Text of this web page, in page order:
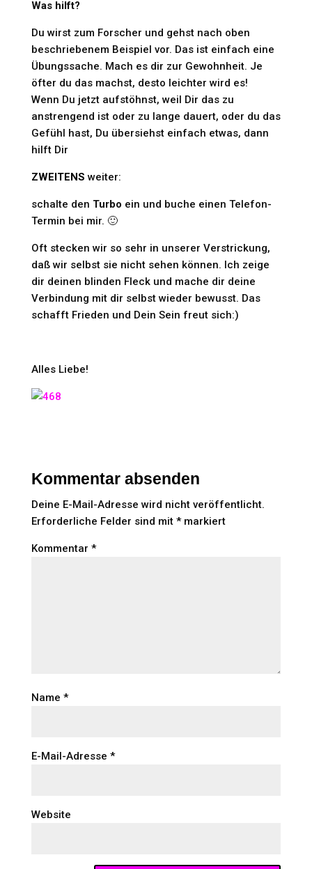
Was hilft?
Du wirst zum Forscher und gehst nach oben
beschriebenem Beispiel vor. Das ist einfach eine
Übungssache. Mach es dir zur Gewohnheit. Je
öfter du das machst, desto leichter wird es!
Wenn Du jetzt aufstöhnst, weil Dir das zu
anstrengend ist oder zu lange dauert, oder du das
Gefühl hast, Du übersiehst einfach etwas, dann
hilft Dir
ZWEITENS weiter:
schalte den Turbo ein und buche einen Telefon-
Termin bei mir. 🙂
Oft stecken wir so sehr in unserer Verstrickung,
daß wir selbst sie nicht sehen können. Ich zeige
dir deinen blinden Fleck und mache dir deine
Verbindung mit dir selbst wieder bewusst. Das
schafft Frieden und Dein Sein freut sich:)
Alles Liebe!
Kommentar absenden
Deine E-Mail-Adresse wird nicht veröffentlicht.
Erforderliche Felder sind mit *markiert
Kommentar *
Name *
E-Mail-Adresse *
Website